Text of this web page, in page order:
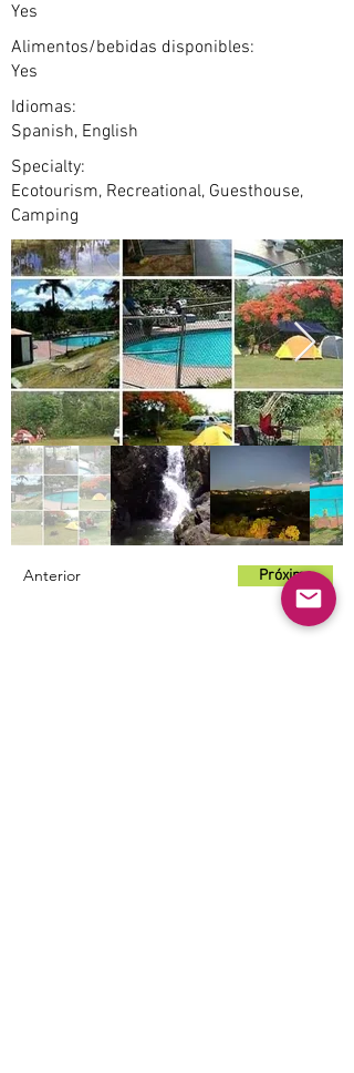
Yes
Alimentos/bebidas disponibles:
Yes
Idiomas:
Spanish, English
Specialty:
Ecotourism, Recreational, Guesthouse,
Camping
Anterior Próximo